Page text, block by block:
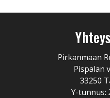
Pirkanmaan
Pispalan
33250
Y-tunnus: